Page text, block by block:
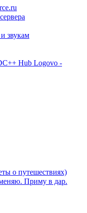
звукам
Hub Logovo -
о путешествиях)
Приму в дар.